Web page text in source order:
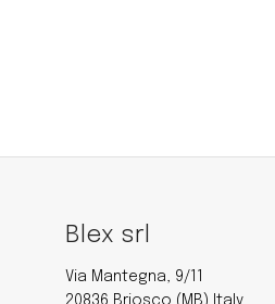
Blex srl
Via Mantegna, 9/11
20836 Briosco (MB) Italy